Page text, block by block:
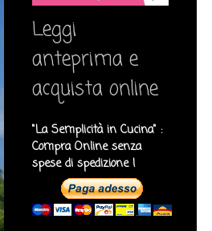
Leggi
anteprima e
acquista online
"La Semplicità in Cucina" :
Compra Online senza
spese di spedizione !